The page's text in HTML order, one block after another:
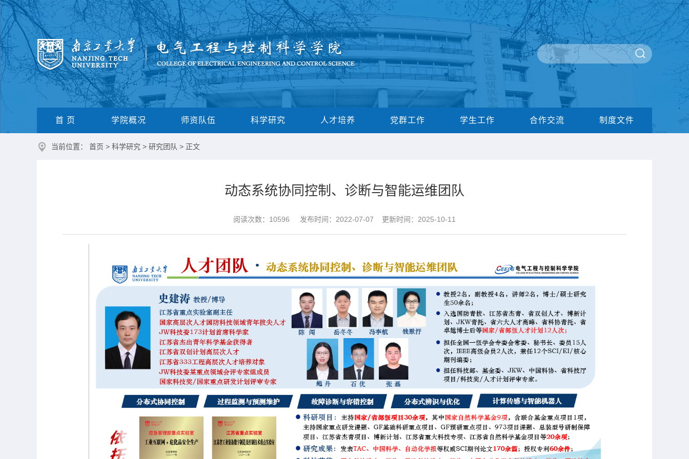
首 页 学院概况 师资队伍 科学研究 人才培养 党群工作 学生工作 合作交流 制度文件
当前位置： 首页 > 科学研究 > 研究团队 > 正文
动态系统协同控制、诊断与智能运维团队
阅读次数： 10596 发布时间：2022-07-07 更新时间：2025-10-11